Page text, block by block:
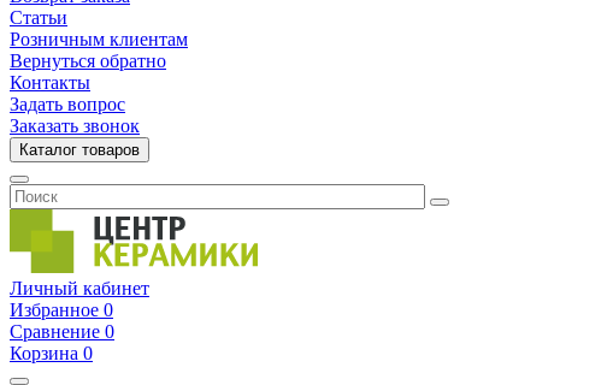
Статьи
Розничным клиентам
Вернуться обратно
Контакты
Задать вопрос
Заказать звонок
Каталог товаров
Личный кабинет
Избранное 0
Сравнение 0
Корзина 0